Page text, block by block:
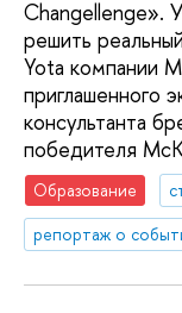
Changellenge».
решить
Yota компании
приглашенного
консультанта
победителя
Образование
репортаж о